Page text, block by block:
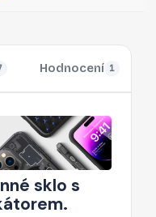
Hodnocení 1
sklo s